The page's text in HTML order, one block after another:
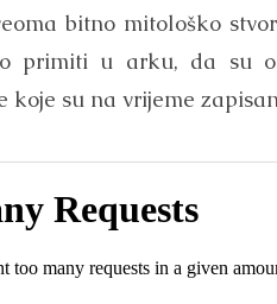
bitno mitološko
primiti u arku, da su
koje su na vrijeme